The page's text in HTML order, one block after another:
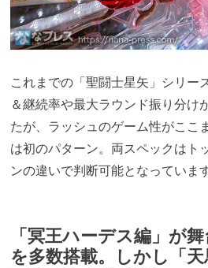
これまでの「聖闘士星矢」シリー
＆継続率や最大ラウンド振り分け
たが、ラッシュのゲーム性がここ
は初のパターン。両スペックはト
ンの違いで判断可能となっていま
「冥王ハーデス編」が
を多数搭載。しかし「